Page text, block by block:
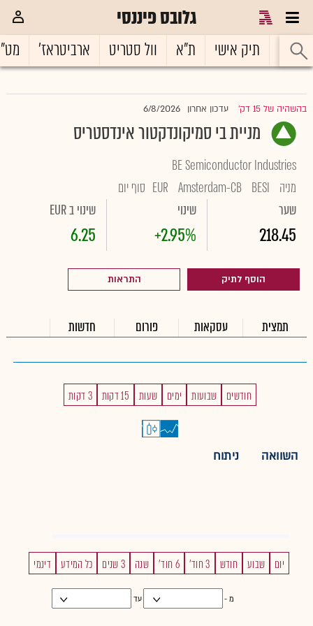
גלובס פיננסי
ראשי תיק אישי ת"א וול סטריט ארביטראז'
בהשהיה של 15 דק' עדכון אחרון 6/8/2026
מניית בי סמיקונדקטור אינדסטריס
BE Semiconductor Industries
מניה
BESI
Amsterdam-CB
EUR סוף יום
שער
218.45
שינוי
+2.95%
שינוי ב EUR
6.25
הוסף לתיק התראות
תמצית עסקאות פורום חדשות
חודשים שבועות ימים שעות 15 דקות 3 דקות
השוואה ניתוח
יום שבוע חודש 3 חוד' 6 חוד' שנה 3 שנים כל המידע דינמי
מ - עד